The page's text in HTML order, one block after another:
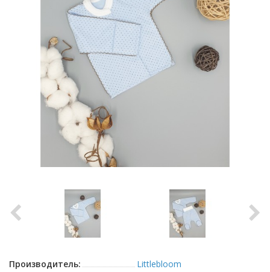
Производитель:
Littlebloom